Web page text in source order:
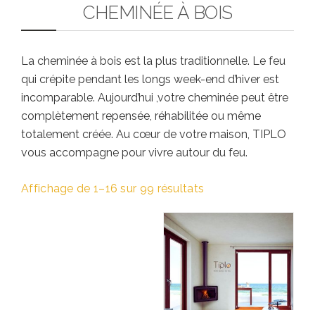
CHEMINÉE À BOIS
La cheminée à bois est la plus traditionnelle. Le feu
qui crépite pendant les longs week-end d’hiver est
incomparable. Aujourd’hui ,votre cheminée peut être
complètement repensée, réhabilitée ou même
totalement créée. Au cœur de votre maison, TIPLO
vous accompagne pour vivre autour du feu.
Affichage de 1–16 sur 99 résultats